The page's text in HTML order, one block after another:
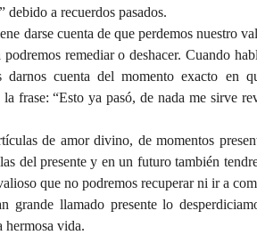
debido a recuerdos pasados.
darse cuenta de que perdemos nuestro
remediar o deshacer. Cuando
darnos cuenta del momento exacto en
la frase: “Esto ya pasó, de nada me sirve
de amor divino, de momentos
del presente y en un futuro también
que no podremos recuperar ni ir a
grande llamado presente lo
hermosa vida.